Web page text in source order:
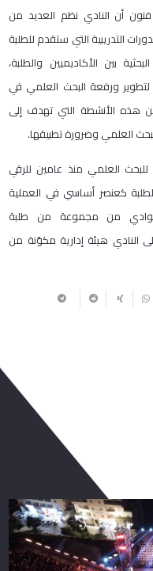
أن النادي نظم العديد من
التدريبية التي ستقدم للطلبة
بين الأكاديميين والطلبة،
ورفعة البحث العلمي في
هذه الأنشطة التي تهدف إلى
العلمي وضرورة تطبيقها.
العلمي منذ عامين للرقي
كعنصر أساسي في العملية
من مجموعة من طلبة
النادي هيئة إدارية مكوّنة من